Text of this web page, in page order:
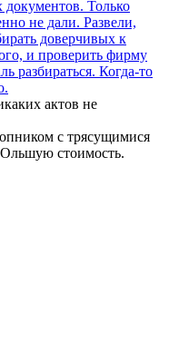
Только
не дали. Развели,
доверчивых к
и проверить фирму
разбираться. Когда-то
актов не
с трясущимися
стоимость.